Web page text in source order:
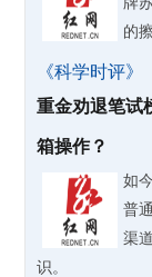
的
《科学时评》
重金劝退笔试
箱操作？
如
普
渠
识。